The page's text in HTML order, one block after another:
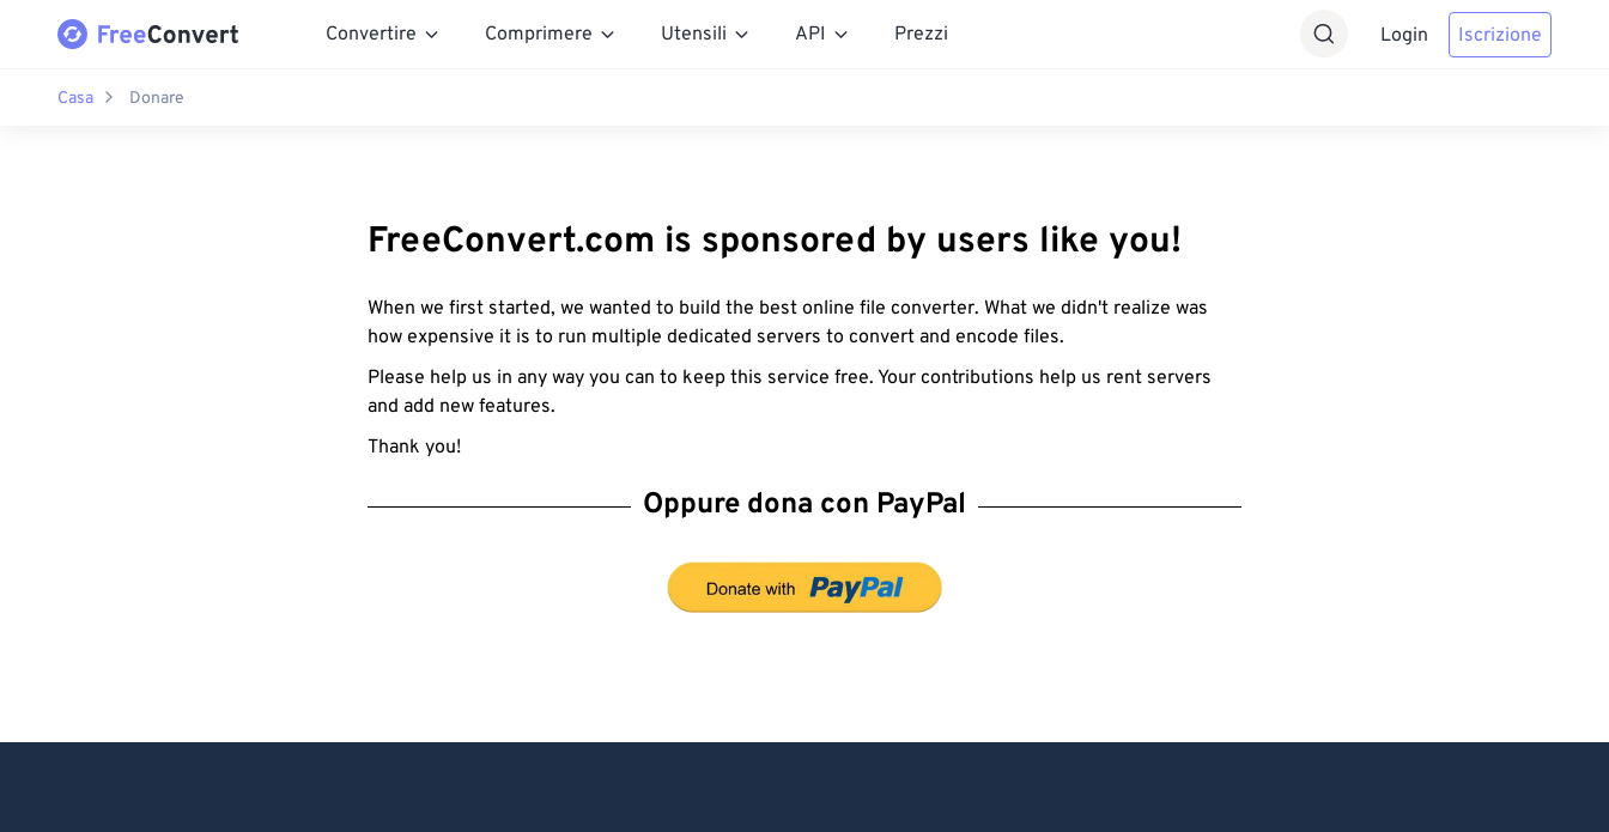
Convertire Comprimere Utensili API Prezzi Login Iscrizione
Casa Donare
FreeConvert.com is sponsored by users like you!
When we first started, we wanted to build the best online file converter. What we didn't realize was
how expensive it is to run multiple dedicated servers to convert and encode files.
Please help us in any way you can to keep this service free. Your contributions help us rent servers
and add new features.
Thank you!
Oppure dona con PayPal